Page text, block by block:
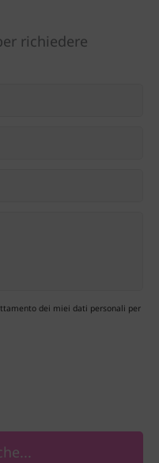
richiedere
dei miei dati personali per